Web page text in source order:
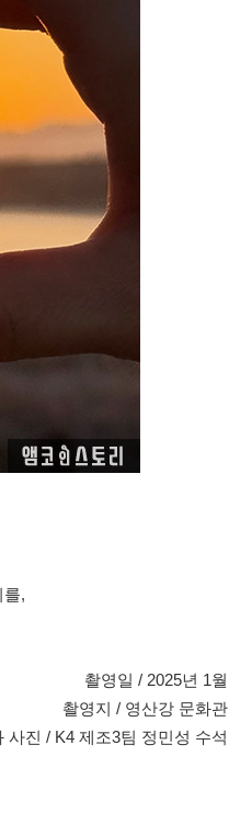
를,
촬영일 / 2025년 1월
촬영지 / 영산강 문화관
사진 / K4 제조3팀 정민성 수석